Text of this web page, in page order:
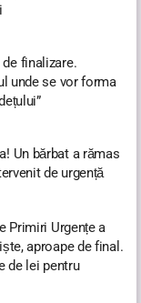
finalizare.
unde se vor forma
Un bărbat a rămas
de urgență
Primiri Urgențe a
aproape de final.
de lei pentru